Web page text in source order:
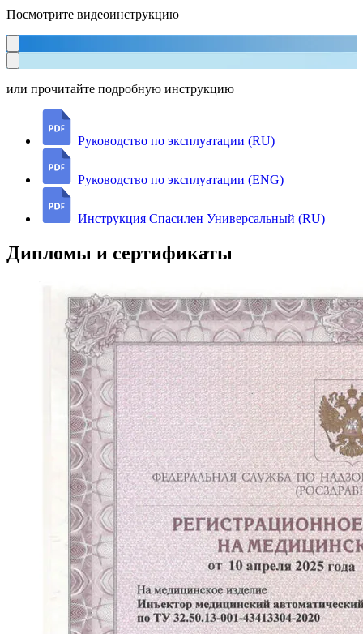
Посмотрите видеоинструкцию
или прочитайте подробную инструкцию
Руководство по эксплуатации (RU)
Руководство по эксплуатации (ENG)
Инструкция Спасилен Универсальный (RU)
Дипломы и сертификаты